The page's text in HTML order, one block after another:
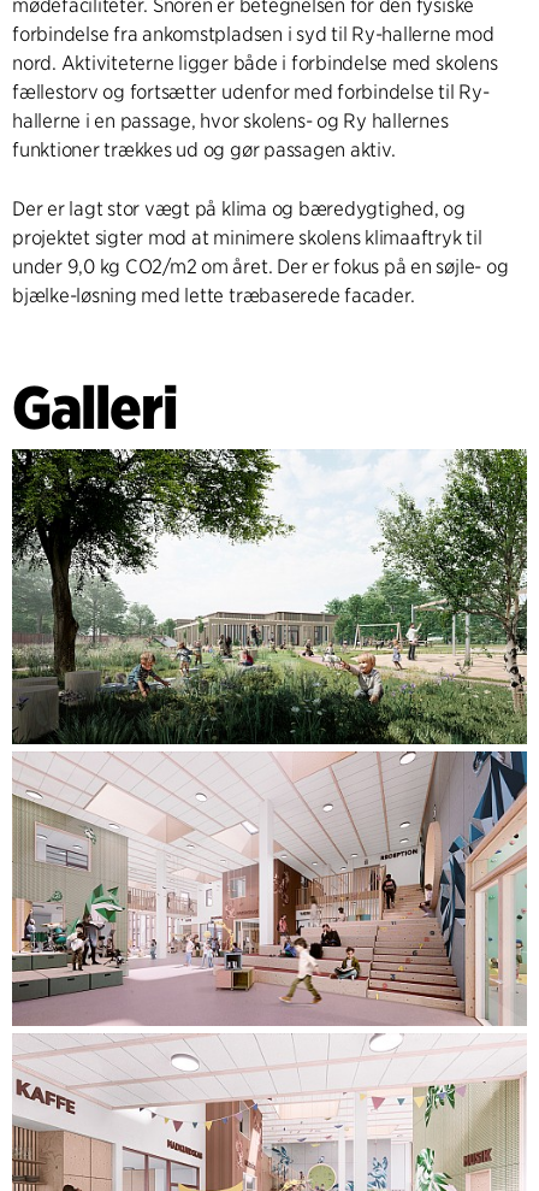
mødefaciliteter. Snoren er betegnelsen for den fysiske
forbindelse fra ankomstpladsen i syd til Ry-hallerne mod
nord. Aktiviteterne ligger både i forbindelse med skolens
fællestorv og fortsætter udenfor med forbindelse til Ry-
hallerne i en passage, hvor skolens- og Ry hallernes
funktioner trækkes ud og gør passagen aktiv.
Der er lagt stor vægt på klima og bæredygtighed, og
projektet sigter mod at minimere skolens klimaaftryk til
under 9,0 kg CO2/m2 om året. Der er fokus på en søjle- og
bjælke-løsning med lette træbaserede facader.
Galleri